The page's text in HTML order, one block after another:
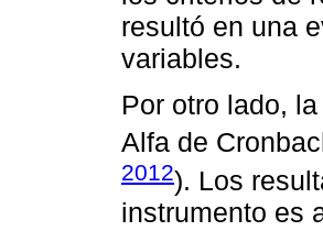
resultó en una
variables.
Por otro lado,
Alfa de
2012). Los
instrumento es